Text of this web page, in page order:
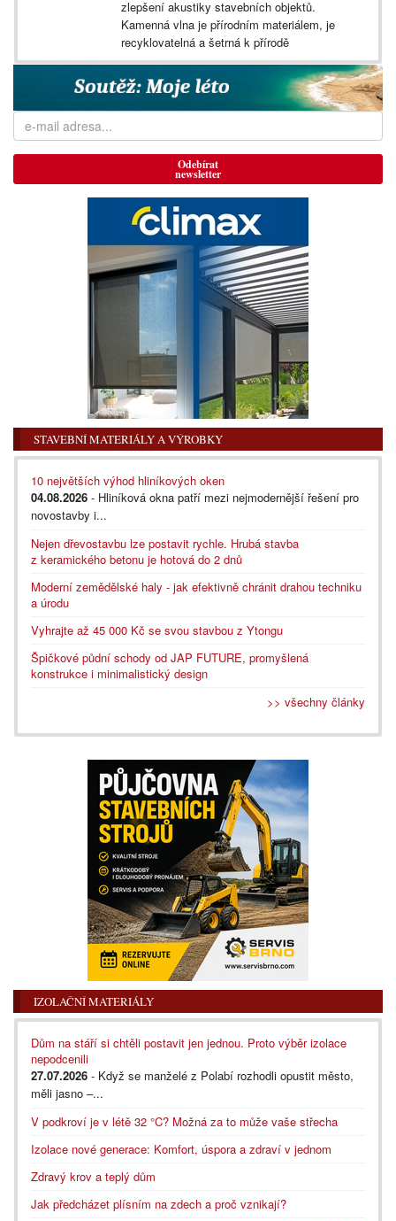
zlepšení akustiky stavebních objektů.
Kamenná vlna je přírodním materiálem, je
recyklovatelná a šetrná k přírodě
Odebírat
newsletter
STAVEBNÍ MATERIÁLY A VÝROBKY
10 největších výhod hliníkových oken
04.08.2026 - Hliníková okna patří mezi nejmodernější řešení pro
novostavby i...
Nejen dřevostavbu lze postavit rychle. Hrubá stavba
z keramického betonu je hotová do 2 dnů
Moderní zemědělské haly - jak efektivně chránit drahou techniku
a úrodu
Vyhrajte až 45 000 Kč se svou stavbou z Ytongu
Špičkové půdní schody od JAP FUTURE, promyšlená
konstrukce i minimalistický design
>> všechny články
IZOLAČNÍ MATERIÁLY
Dům na stáří si chtěli postavit jen jednou. Proto výběr izolace
nepodcenili
27.07.2026 - Když se manželé z Polabí rozhodli opustit město,
měli jasno –...
V podkroví je v létě 32 °C? Možná za to může vaše střecha
Izolace nové generace: Komfort, úspora a zdraví v jednom
Zdravý krov a teplý dům
Jak předcházet plísním na zdech a proč vznikají?